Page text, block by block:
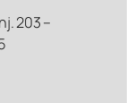
203 –